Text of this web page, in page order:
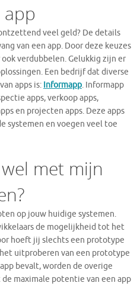
app
veel geld? De details
van een app. Door deze keuzes
verdubbelen. Gelukkig zijn er
Een bedrijf dat diverse
apps is: Informapp. Informapp
apps, verkoop apps,
en projecten apps. Deze apps
systemen en voegen veel toe
met mijn
op jouw huidige systemen.
de mogelijkheid tot het
hoeft jij slechts een prototype
uitproberen van een prototype
bevalt, worden de overige
maximale potentie van een app